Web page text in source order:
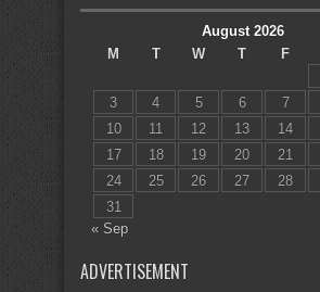
August 2026
M
T W T F
3
4 5 6 7
10
11 12 13 14
17
18 19 20 21
24
25 26 27 28
31
« Sep
ADVERTISEMENT